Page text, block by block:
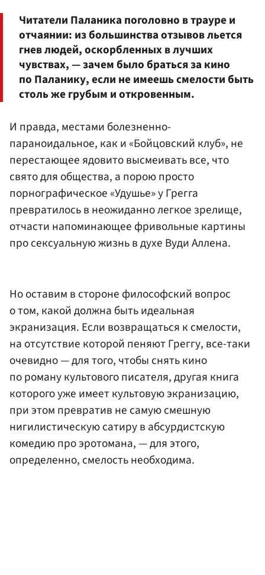
Читатели Паланика поголовно в трауре и
отчаянии: из большинства отзывов льется
гнев людей, оскорбленных в лучших
чувствах, — зачем было браться за кино
по Паланику, если не имеешь смелости быть
столь же грубым и откровенным.
И правда, местами болезненно-
параноидальное, как и «Бойцовский клуб», не
перестающее ядовито высмеивать все, что
свято для общества, а порою просто
порнографическое «Удушье» у Грегга
превратилось в неожиданно легкое зрелище,
отчасти напоминающее фривольные картины
про сексуальную жизнь в духе Вуди Аллена.
Но оставим в стороне философский вопрос
о том, какой должна быть идеальная
экранизация. Если возвращаться к смелости,
на отсутствие которой пеняют Греггу, все-таки
очевидно — для того, чтобы снять кино
по роману культового писателя, другая книга
которого уже имеет культовую экранизацию,
при этом превратив не самую смешную
нигилистическую сатиру в абсурдистскую
комедию про эротомана, — для этого,
определенно, смелость необходима.